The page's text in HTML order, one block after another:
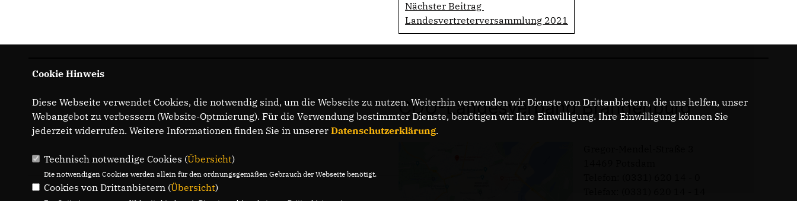
Nächster Beitrag
Landesvertreterversammlung 2021
CDU-Landesverband Brandenburg
Cookie Hinweis
Diese Webseite verwendet Cookies, die notwendig sind, um die Webseite zu nutzen. Weiterhin verwenden wir Dienste von Drittanbietern, die uns helfen, unser
Webangebot zu verbessern (Website-Optmierung). Für die Verwendung bestimmter Dienste, benötigen wir Ihre Einwilligung. Ihre Einwilligung können Sie
jederzeit widerrufen. Weitere Informationen finden Sie in unserer Datenschutzerklärung.
Technisch notwendige Cookies (Übersicht)
Die notwendigen Cookies werden allein für den ordnungsgemäßen Gebrauch der Webseite benötigt.
Cookies von Drittanbietern (Übersicht)